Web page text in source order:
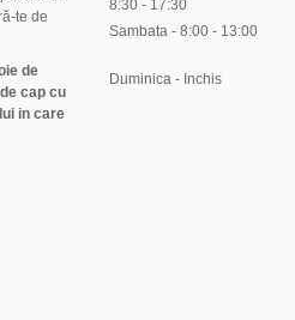
te de
de
cap cu
in care
8:30 - 17:30
Sambata - 8:00 - 13:00
Duminica - Inchis